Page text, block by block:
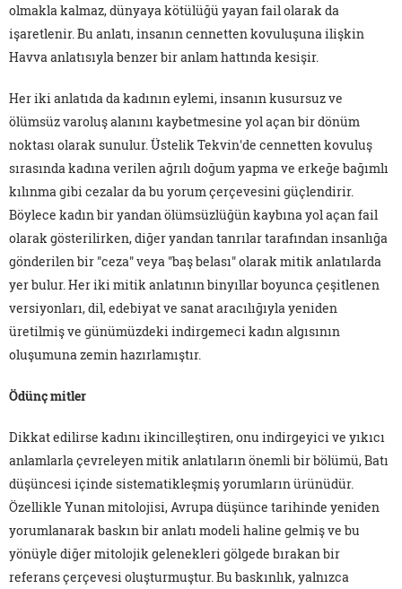
olmakla kalmaz, dünyaya kötülüğü yayan fail olarak da
işaretlenir. Bu anlatı, insanın cennetten kovuluşuna ilişkin
Havva anlatısıyla benzer bir anlam hattında kesişir.
Her iki anlatıda da kadının eylemi, insanın kusursuz ve
ölümsüz varoluş alanını kaybetmesine yol açan bir dönüm
noktası olarak sunulur. Üstelik Tekvin'de cennetten kovuluş
sırasında kadına verilen ağrılı doğum yapma ve erkeğe bağımlı
kılınma gibi cezalar da bu yorum çerçevesini güçlendirir.
Böylece kadın bir yandan ölümsüzlüğün kaybına yol açan fail
olarak gösterilirken, diğer yandan tanrılar tarafından insanlığa
gönderilen bir "ceza" veya "baş belası" olarak mitik anlatılarda
yer bulur. Her iki mitik anlatının binyıllar boyunca çeşitlenen
versiyonları, dil, edebiyat ve sanat aracılığıyla yeniden
üretilmiş ve günümüzdeki indirgemeci kadın algısının
oluşumuna zemin hazırlamıştır.
Ödünç mitler
Dikkat edilirse kadını ikincilleştiren, onu indirgeyici ve yıkıcı
anlamlarla çevreleyen mitik anlatıların önemli bir bölümü, Batı
düşüncesi içinde sistematikleşmiş yorumların ürünüdür.
Özellikle Yunan mitolojisi, Avrupa düşünce tarihinde yeniden
yorumlanarak baskın bir anlatı modeli haline gelmiş ve bu
yönüyle diğer mitolojik gelenekleri gölgede bırakan bir
referans çerçevesi oluşturmuştur. Bu baskınlık, yalnızca